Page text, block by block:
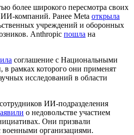
более широкого пересмотра своих
компаний. Ранее Meta открыла
учреждений и оборонных
Anthropic пошла на
соглашение с Национальными
рамках которого они применят
исследований в области
ИИ-подразделения
о недовольстве участием
Они призвали
военными организациями.